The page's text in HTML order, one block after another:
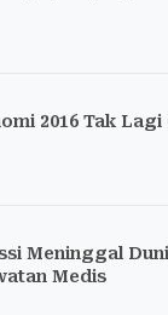
2016 Tak
Meninggal
Medis